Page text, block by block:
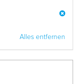
Alles entfernen